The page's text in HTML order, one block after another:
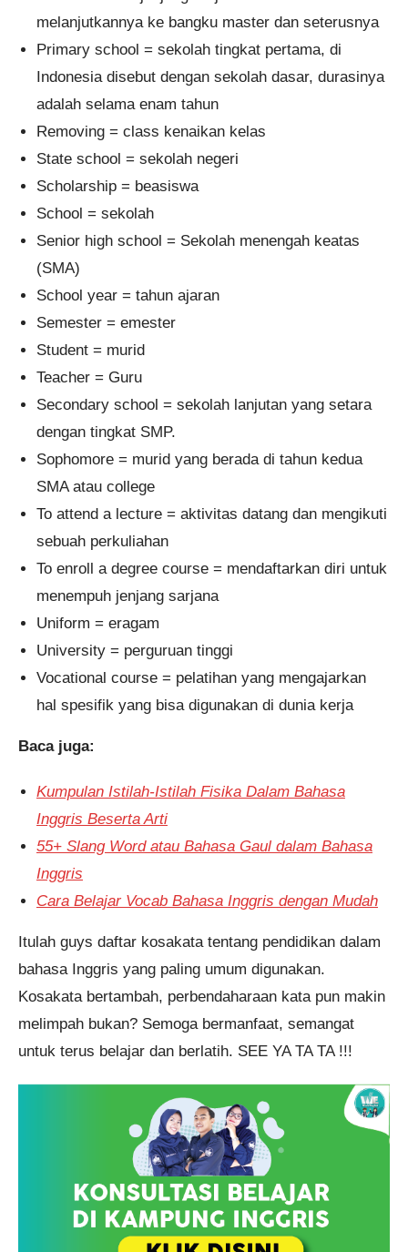
melanjutkannya ke bangku master dan seterusnya
Primary school = sekolah tingkat pertama, di
Indonesia disebut dengan sekolah dasar, durasinya
adalah selama enam tahun
Removing = class kenaikan kelas
State school = sekolah negeri
Scholarship = beasiswa
School = sekolah
Senior high school = Sekolah menengah keatas
(SMA)
School year = tahun ajaran
Semester = emester
Student = murid
Teacher = Guru
Secondary school = sekolah lanjutan yang setara
dengan tingkat SMP.
Sophomore = murid yang berada di tahun kedua
SMA atau college
To attend a lecture = aktivitas datang dan mengikuti
sebuah perkuliahan
To enroll a degree course = mendaftarkan diri untuk
menempuh jenjang sarjana
Uniform = eragam
University = perguruan tinggi
Vocational course = pelatihan yang mengajarkan
hal spesifik yang bisa digunakan di dunia kerja
Baca juga:
Kumpulan Istilah-Istilah Fisika Dalam Bahasa
Inggris Beserta Arti
55+ Slang Word atau Bahasa Gaul dalam Bahasa
Inggris
Cara Belajar Vocab Bahasa Inggris dengan Mudah
Itulah guys daftar kosakata tentang pendidikan dalam
bahasa Inggris yang paling umum digunakan.
Kosakata bertambah, perbendaharaan kata pun makin
melimpah bukan? Semoga bermanfaat, semangat
untuk terus belajar dan berlatih. SEE YA TA TA !!!